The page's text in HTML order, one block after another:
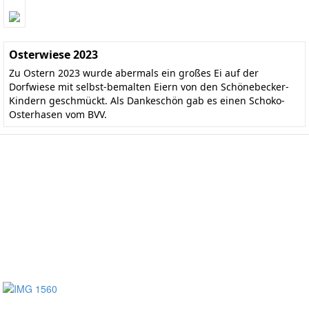
Osterwiese 2023
Zu Ostern 2023 wurde abermals ein großes Ei auf der
Dorfwiese mit selbst-bemalten Eiern von den Schönebecker-
Kindern geschmückt. Als Dankeschön gab es einen Schoko-
Osterhasen vom BVV.